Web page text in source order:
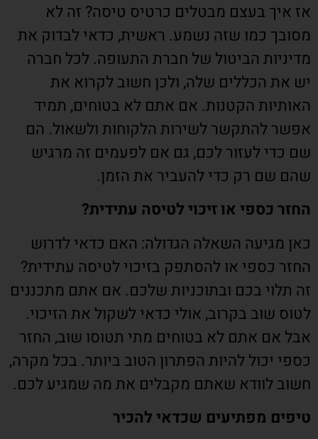
אז איך בעצם מבטלים כרטיס טיסה? זה לא
מסובך כמו שזה נשמע. ראשית, כדאי לבדוק את
מדיניות הביטול של חברת התעופה. לכל חברה
יש את הכללים שלה, ולכן חשוב לקרוא את
האותיות הקטנות. אם אתם לא בטוחים, תמיד
אפשר להתקשר לשירות הלקוחות ולשאול. הם
שם כדי לעזור לכם, גם אם לפעמים זה מרגיש
שהם שם רק כדי להעביר את הזמן.
החזר כספי או זיכוי לטיסה עתידית?
כאן מגיעה השאלה הגדולה: האם כדאי לדרוש
החזר כספי או להסתפק בזיכוי לטיסה עתידית?
זה תלוי בכם ובתוכניות שלכם. אם אתם מתכננים
לטוס שוב בקרוב, אולי כדאי לשקול את הזיכוי.
אבל אם אתם לא בטוחים מתי תטוסו שוב, החזר
כספי יכול להיות הפתרון הטוב ביותר. בכל מקרה,
חשוב לוודא שאתם מקבלים את מה שמגיע לכם.
טיפים מפתיעים שכדאי להכיר